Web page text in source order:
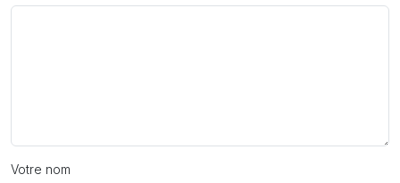
Votre nom